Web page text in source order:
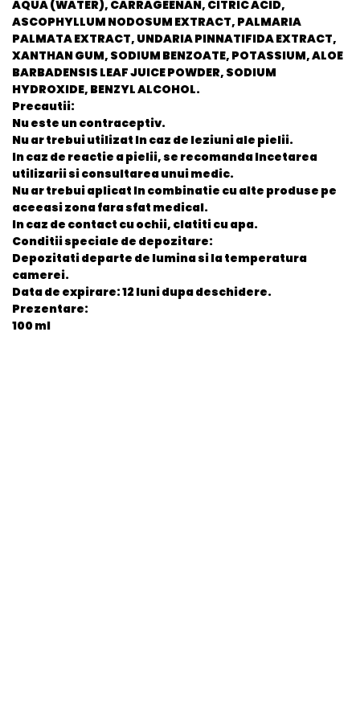
AQUA (WATER), CARRAGEENAN, CITRIC ACID,
ASCOPHYLLUM NODOSUM EXTRACT, PALMARIA
PALMATA EXTRACT, UNDARIA PINNATIFIDA EXTRACT,
XANTHAN GUM, SODIUM BENZOATE, POTASSIUM, ALOE
BARBADENSIS LEAF JUICE POWDER, SODIUM
HYDROXIDE, BENZYL ALCOHOL.
Precautii:
Nu este un contraceptiv.
Nu ar trebui utilizat In caz de leziuni ale pielii.
In caz de reactie a pielii, se recomanda Incetarea
utilizarii si consultarea unui medic.
Nu ar trebui aplicat In combinatie cu alte produse pe
aceeasi zona fara sfat medical.
In caz de contact cu ochii, clatiti cu apa.
Conditii speciale de depozitare:
Depozitati departe de lumina si la temperatura
camerei.
Data de expirare: 12 luni dupa deschidere.
Prezentare:
100 ml